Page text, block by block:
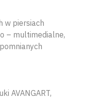
w piersiach
– multimedialne,
AVANGART,